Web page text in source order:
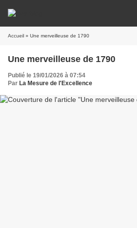
Accueil » Une merveilleuse de 1790
Une merveilleuse de 1790
Publié le 19/01/2026 à 07:54
Par La Mesure de l'Excellence